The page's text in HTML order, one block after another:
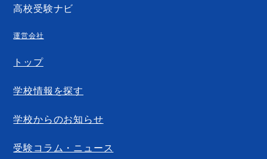
高校受験ナビ
運営会社
トップ
学校情報を探す
学校からのお知らせ
受験コラム・ニュース